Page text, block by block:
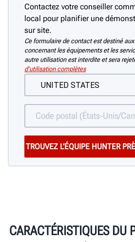
Contactez votre conseiller
local pour planifier une
sur site.
Ce formulaire de contact est destiné
concernant les équipements et les
autre utilisation est interdite et sera
d’utilisation complètes
CARACTÉRISTIQUES DU